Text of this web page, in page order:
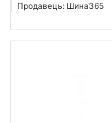
Продавець: Шина365